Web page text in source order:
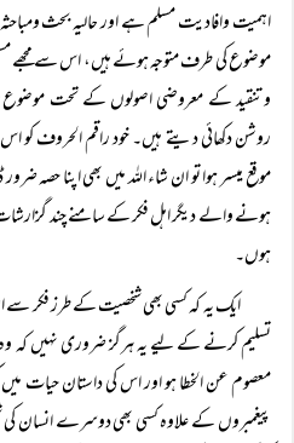
اہمیت وافادیت مسلم ہے اور حالیہ بحث
موضوع کی طرف متوجہ ہوئے ہیں، اس سے مجھے
وتنقید کے معروضی اصولوں کے تحت
روشن دکھائی دیتے ہیں۔ خود راقم الحروف
موقع میسر ہوا تو ان شاء اللہ میں بھی اپنا حصہ
ہونے والے دیگر اہل فکر کے سامنے چند
ہوں۔
ایک یہ کہ کسی بھی شخصیت کے طرز فکر
تسلیم کرنے کے لیے یہ ہرگز ضروری نہیں کہ
معصوم عن الخطا ہو اور اس کی داستان حیات میں
پیغمبروں کے علاوہ کسی بھی دوسرے انسان